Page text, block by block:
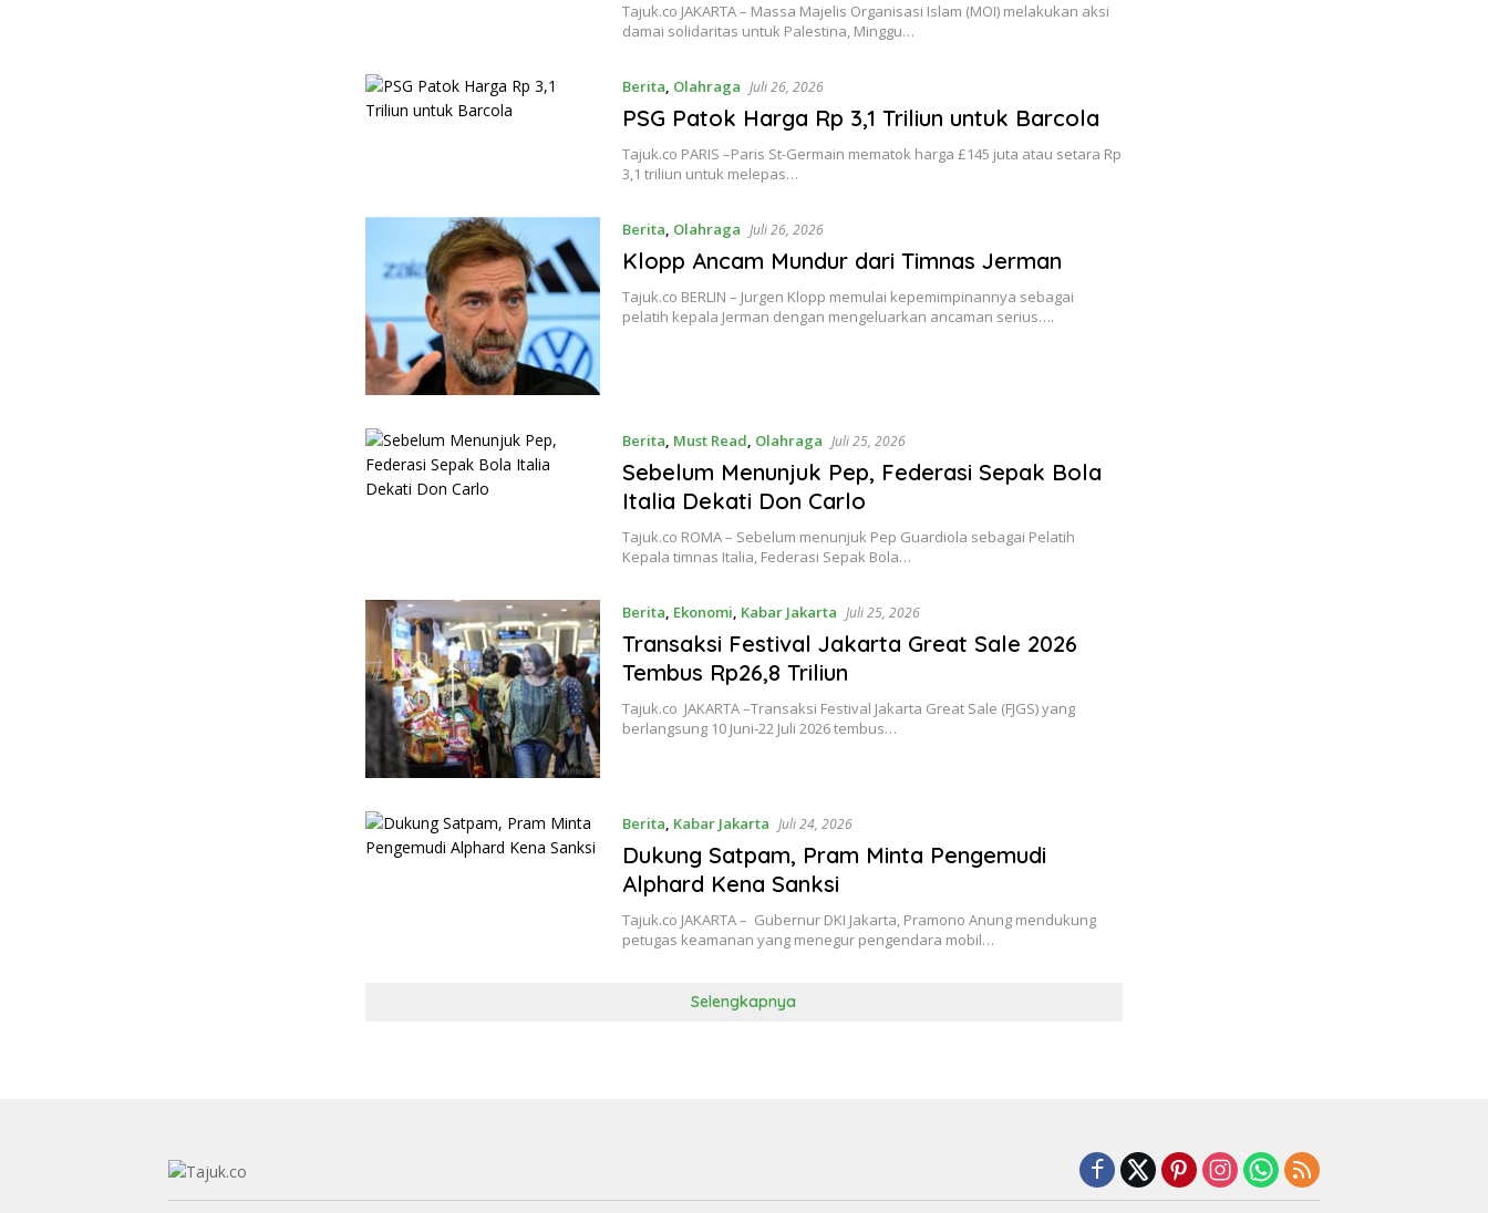
Tajuk.co JAKARTA – Massa Majelis Organisasi Islam (MOI) melakukan aksi
damai solidaritas untuk Palestina, Minggu…
Berita, Olahraga Juli 26, 2026
PSG Patok Harga Rp 3,1 Triliun untuk Barcola
Tajuk.co PARIS –Paris St-Germain mematok harga £145 juta atau setara Rp
3,1 triliun untuk melepas…
Berita, Olahraga Juli 26, 2026
Klopp Ancam Mundur dari Timnas Jerman
Tajuk.co BERLIN – Jurgen Klopp memulai kepemimpinannya sebagai
pelatih kepala Jerman dengan mengeluarkan ancaman serius….
Berita, Must Read, Olahraga Juli 25, 2026
Sebelum Menunjuk Pep, Federasi Sepak Bola
Italia Dekati Don Carlo
Tajuk.co ROMA – Sebelum menunjuk Pep Guardiola sebagai Pelatih
Kepala timnas Italia, Federasi Sepak Bola…
Berita, Ekonomi, Kabar Jakarta Juli 25, 2026
Transaksi Festival Jakarta Great Sale 2026
Tembus Rp26,8 Triliun
Tajuk.co JAKARTA –Transaksi Festival Jakarta Great Sale (FJGS) yang
berlangsung 10 Juni-22 Juli 2026 tembus…
Berita, Kabar Jakarta Juli 24, 2026
Dukung Satpam, Pram Minta Pengemudi
Alphard Kena Sanksi
Tajuk.co JAKARTA – Gubernur DKI Jakarta, Pramono Anung mendukung
petugas keamanan yang menegur pengendara mobil…
Selengkapnya